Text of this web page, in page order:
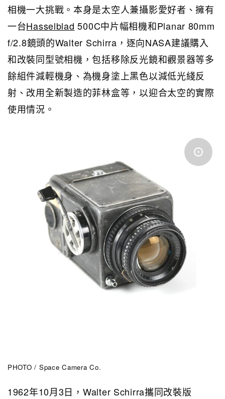
相機一大挑戰。本身是太空人兼攝影愛好者、擁有
一台Hasselblad 500C中片幅相機和Planar 80mm
f/2.8鏡頭的Walter Schirra，逐向NASA建議購入
和改裝同型號相機，包括移除反光鏡和觀景器等多
餘組件減輕機身、為機身塗上黑色以減低光綫反
射、改用全新製造的菲林盒等，以迎合太空的實際
使用情況。
PHOTO / Space Camera Co.
1962年10月3日，Walter Schirra攜同改裝版